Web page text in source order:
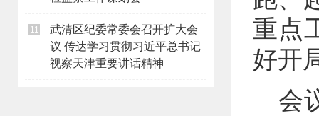
11
武清区纪委常委会召开扩大会
议 传达学习贯彻习近平总书记
视察天津重要讲话精神
重点
好开
会